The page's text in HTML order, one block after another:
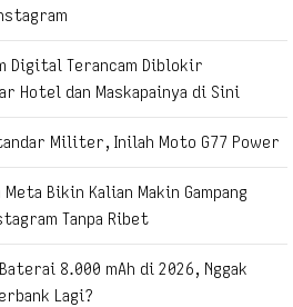
Terancam Diblokir
Hotel dan Maskapainya di Sini
Militer, Inilah Moto G77 Power
Bikin Kalian Makin Gampang
Tanpa Ribet
8.000 mAh di 2026, Nggak
Lagi?